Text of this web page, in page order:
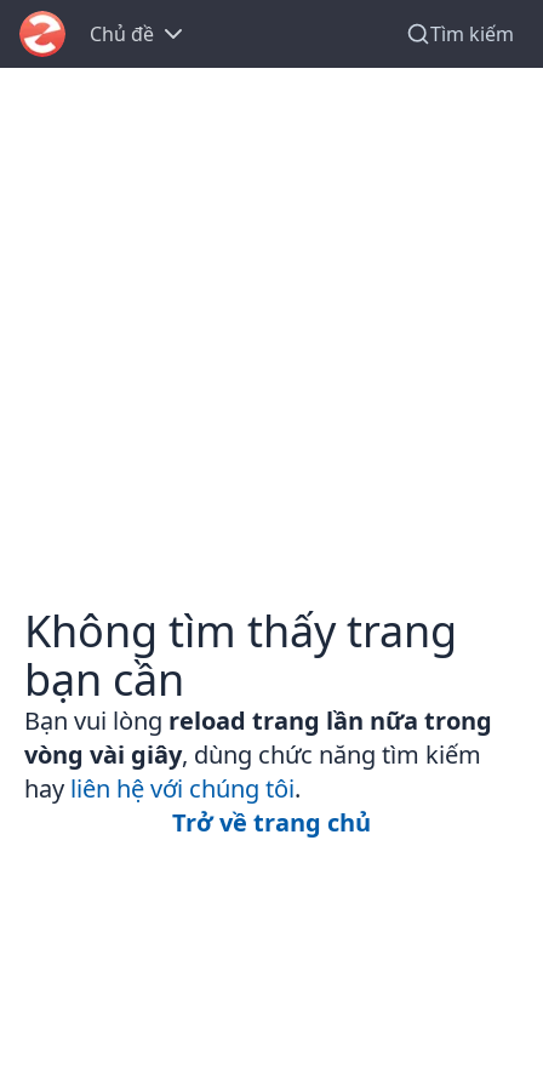
Chủ đề Tìm kiếm
Không tìm thấy trang
bạn cần
Bạn vui lòng reload trang lần nữa trong
vòng vài giây, dùng chức năng tìm kiếm
hay liên hệ với chúng tôi.
Trở về trang chủ